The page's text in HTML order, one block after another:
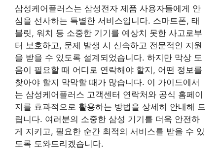
삼성케어플러스는 삼성전자 제품 사용자들에게 안
심을 선사하는 특별한 서비스입니다. 스마트폰, 태
블릿, 워치 등 소중한 기기를 예상치 못한 사고로부
터 보호하고, 문제 발생 시 신속하고 전문적인 지원
을 받을 수 있도록 설계되었습니다. 하지만 막상 도
움이 필요할 때 어디로 연락해야 할지, 어떤 정보를
찾아야 할지 막막할 때가 많습니다. 이 가이드에서
는 삼성케어플러스 고객센터 연락처와 공식 홈페이
지를 효과적으로 활용하는 방법을 상세히 안내해 드
립니다. 여러분의 소중한 삼성 기기를 더욱 안전하
게 지키고, 필요한 순간 최적의 서비스를 받을 수 있
도록 도와드리겠습니다.